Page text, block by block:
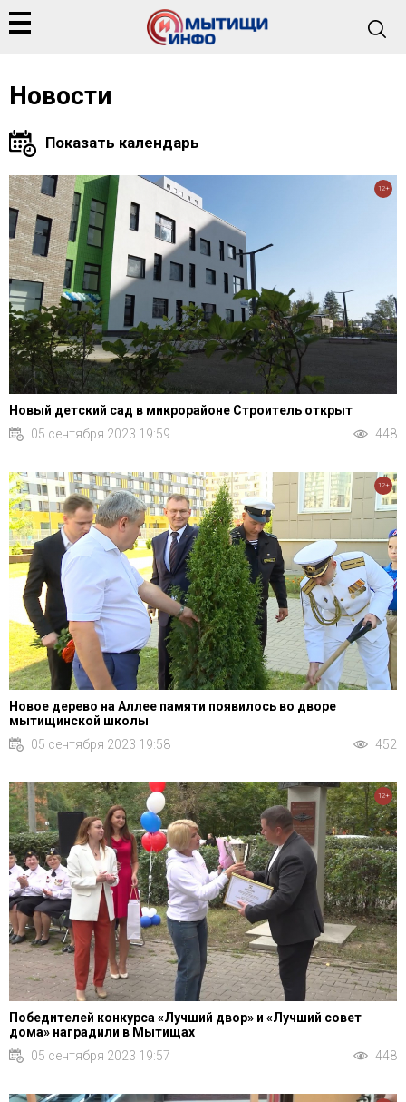
Новости
Новый детский сад в микрорайоне Строитель открыт
05 сентября 2023 19:59
448
12+
Новое дерево на Аллее памяти появилось во дворе
мытищинской школы
05 сентября 2023 19:58
452
12+
Победителей конкурса «Лучший двор» и «Лучший совет
дома» наградили в Мытищах
05 сентября 2023 19:57
448
12+